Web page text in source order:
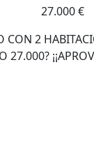
27.000 €
CON 2
27.000?